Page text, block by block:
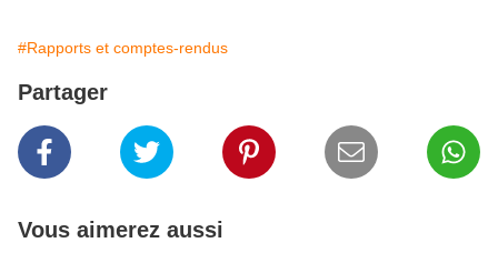
#Rapports et comptes-rendus
Partager
Vous aimerez aussi